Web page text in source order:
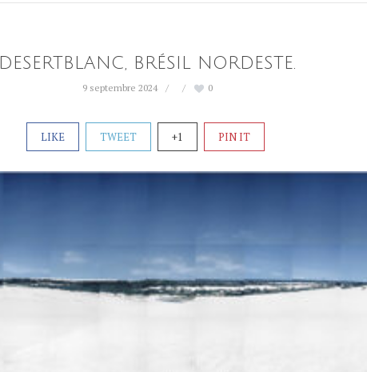
DESERTBLANC, BRÉSIL NORDESTE.
9 septembre 2024 0
LIKE TWEET +1 PIN IT